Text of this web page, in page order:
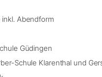
Abendform
Güdingen
Schule Klarenthal und